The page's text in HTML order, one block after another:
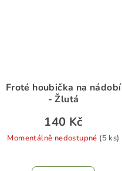
Froté houbička na nádobí
- Žlutá
140 Kč
Momentálně nedostupné (5 ks)